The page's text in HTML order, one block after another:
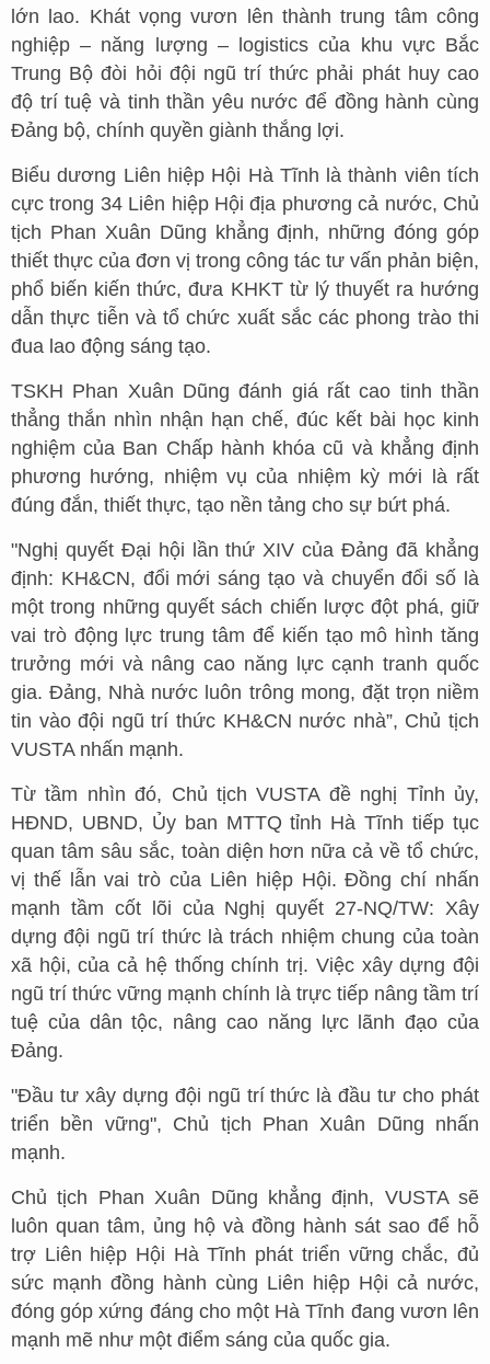
lớn lao. Khát vọng vươn lên thành trung tâm công
nghiệp – năng lượng – logistics của khu vực Bắc
Trung Bộ đòi hỏi đội ngũ trí thức phải phát huy cao
độ trí tuệ và tinh thần yêu nước để đồng hành cùng
Đảng bộ, chính quyền giành thắng lợi.
Biểu dương Liên hiệp Hội Hà Tĩnh là thành viên tích
cực trong 34 Liên hiệp Hội địa phương cả nước, Chủ
tịch Phan Xuân Dũng khẳng định, những đóng góp
thiết thực của đơn vị trong công tác tư vấn phản biện,
phổ biến kiến thức, đưa KHKT từ lý thuyết ra hướng
dẫn thực tiễn và tổ chức xuất sắc các phong trào thi
đua lao động sáng tạo.
TSKH Phan Xuân Dũng đánh giá rất cao tinh thần
thẳng thắn nhìn nhận hạn chế, đúc kết bài học kinh
nghiệm của Ban Chấp hành khóa cũ và khẳng định
phương hướng, nhiệm vụ của nhiệm kỳ mới là rất
đúng đắn, thiết thực, tạo nền tảng cho sự bứt phá.
"Nghị quyết Đại hội lần thứ XIV của Đảng đã khẳng
định: KH&CN, đổi mới sáng tạo và chuyển đổi số là
một trong những quyết sách chiến lược đột phá, giữ
vai trò động lực trung tâm để kiến tạo mô hình tăng
trưởng mới và nâng cao năng lực cạnh tranh quốc
gia. Đảng, Nhà nước luôn trông mong, đặt trọn niềm
tin vào đội ngũ trí thức KH&CN nước nhà”, Chủ tịch
VUSTA nhấn mạnh.
Từ tầm nhìn đó, Chủ tịch VUSTA đề nghị Tỉnh ủy,
HĐND, UBND, Ủy ban MTTQ tỉnh Hà Tĩnh tiếp tục
quan tâm sâu sắc, toàn diện hơn nữa cả về tổ chức,
vị thế lẫn vai trò của Liên hiệp Hội. Đồng chí nhấn
mạnh tầm cốt lõi của Nghị quyết 27-NQ/TW: Xây
dựng đội ngũ trí thức là trách nhiệm chung của toàn
xã hội, của cả hệ thống chính trị. Việc xây dựng đội
ngũ trí thức vững mạnh chính là trực tiếp nâng tầm trí
tuệ của dân tộc, nâng cao năng lực lãnh đạo của
Đảng.
"Đầu tư xây dựng đội ngũ trí thức là đầu tư cho phát
triển bền vững", Chủ tịch Phan Xuân Dũng nhấn
mạnh.
Chủ tịch Phan Xuân Dũng khẳng định, VUSTA sẽ
luôn quan tâm, ủng hộ và đồng hành sát sao để hỗ
trợ Liên hiệp Hội Hà Tĩnh phát triển vững chắc, đủ
sức mạnh đồng hành cùng Liên hiệp Hội cả nước,
đóng góp xứng đáng cho một Hà Tĩnh đang vươn lên
mạnh mẽ như một điểm sáng của quốc gia.